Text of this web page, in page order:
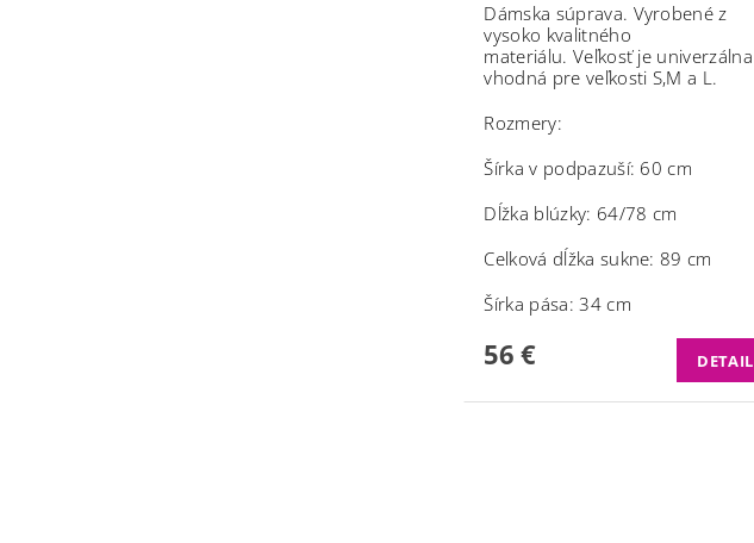
Dámska súprava. Vyrobené z
vysoko kvalitného
materiálu. Veľkosť je univerzálna
vhodná pre veľkosti S,M a L.
Rozmery:
Šírka v podpazuší: 60 cm
Dĺžka blúzky: 64/78 cm
Celková dĺžka sukne: 89 cm
Šírka pása: 34 cm
56 € DETAIL